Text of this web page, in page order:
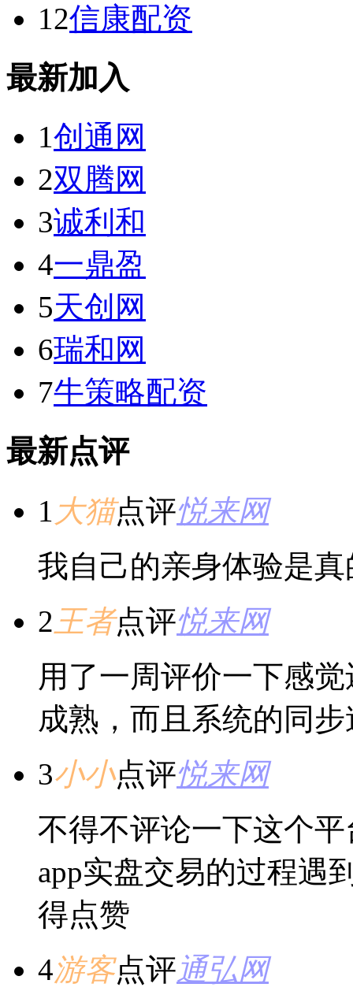
12信康配资
最新加入
1创通网
2双腾网
3诚利和
4一鼎盈
5天创网
6瑞和网
7牛策略配资
最新点评
1 大猫点评悦来网
我自己的亲身体验是
2 王者点评悦来网
用了一周评价一下感
成熟，而且系统的同
3小小点评悦来网
不得不评论一下这个
app实盘交易的过程遇
得点赞
4游客点评通弘网